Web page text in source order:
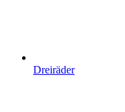
Dreiräder